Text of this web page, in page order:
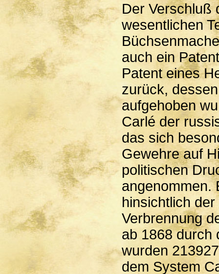
Der Verschluß
wesentlichen
auch ein
Patent eines
zurück,
aufgehoben
Carlé der
das sich
Gewehre auf
politischen
angenommen.
hinsichtlich
Verbrennung
ab 1868 durch
wurden
dem System